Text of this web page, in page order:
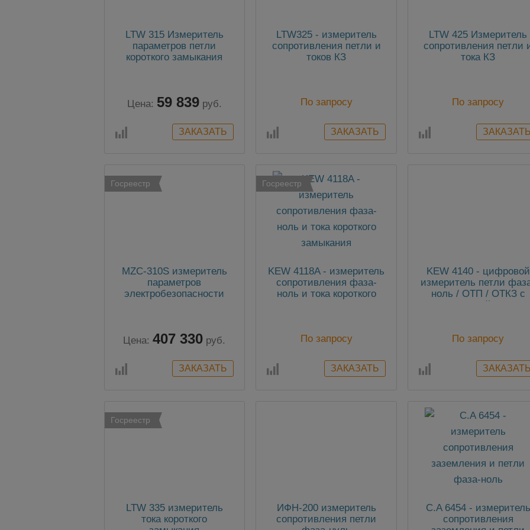
LTW 315 Измеритель
параметров петли
короткого замыкания
Цена: 59 839 руб.
LTW325 - измеритель
сопротивления петли и
токов КЗ
По запросу
LTW 425 Измеритель
сопротивления петли
тока КЗ
По запросу
Госреестр
MZC-310S измеритель
параметров
электробезопасности
Цена: 407 330 руб.
Госреестр
KEW 4118A - измеритель
сопротивления фаза-
ноль и тока короткого
По запросу
KEW 4140 - цифровой
измеритель петли
ноль / ОТП / ОТКЗ с
функцией ATT
По запросу
Госреестр
LTW 335 измеритель
тока короткого
ИФН-200 измеритель
сопротивления петли
C.A 6454 - измеритель
сопротивления